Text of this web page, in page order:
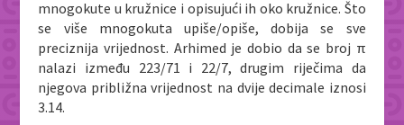
mnogokute u kružnice i opisujući ih oko kružnice. Što
se više mnogokuta upiše/opiše, dobija se sve
preciznija vrijednost. Arhimed je dobio da se broj π
nalazi između 223/71 i 22/7, drugim riječima da
njegova približna vrijednost na dvije decimale iznosi
3.14.